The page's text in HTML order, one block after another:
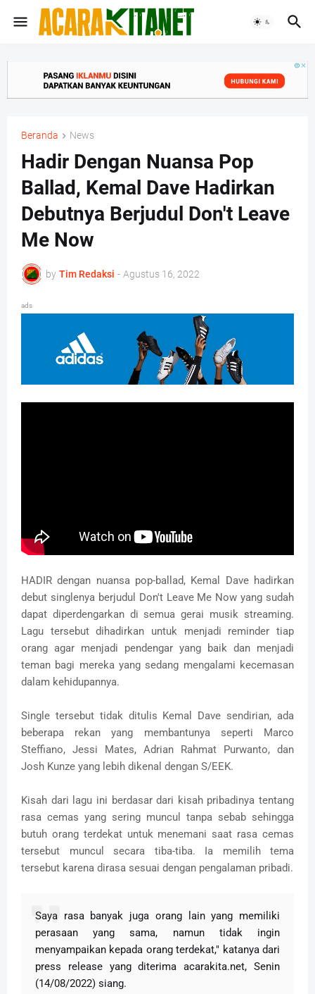
Beranda News
Hadir Dengan Nuansa Pop
Ballad, Kemal Dave Hadirkan
Debutnya Berjudul Don't Leave
Me Now
by Tim Redaksi - Agustus 16, 2022
ads
HADIR dengan nuansa pop-ballad, Kemal Dave hadirkan
debut singlenya berjudul Don't Leave Me Now yang sudah
dapat diperdengarkan di semua gerai musik streaming.
Lagu tersebut dihadirkan untuk menjadi reminder tiap
orang agar menjadi pendengar yang baik dan menjadi
teman bagi mereka yang sedang mengalami kecemasan
dalam kehidupannya.
Single tersebut tidak ditulis Kemal Dave sendirian, ada
beberapa rekan yang membantunya seperti Marco
Steffiano, Jessi Mates, Adrian Rahmat Purwanto, dan
Josh Kunze yang lebih dikenal dengan S/EEK.
Kisah dari lagu ini berdasar dari kisah pribadinya tentang
rasa cemas yang sering muncul tanpa sebab sehingga
butuh orang terdekat untuk menemani saat rasa cemas
tersebut muncul secara tiba-tiba. Ia memilih tema
tersebut karena dirasa sesuai dengan pengalaman pribadi.
Saya rasa banyak juga orang lain yang memiliki
perasaan yang sama, namun tidak ingin
menyampaikan kepada orang terdekat," katanya dari
press release yang diterima acarakita.net, Senin
(14/08/2022) siang.